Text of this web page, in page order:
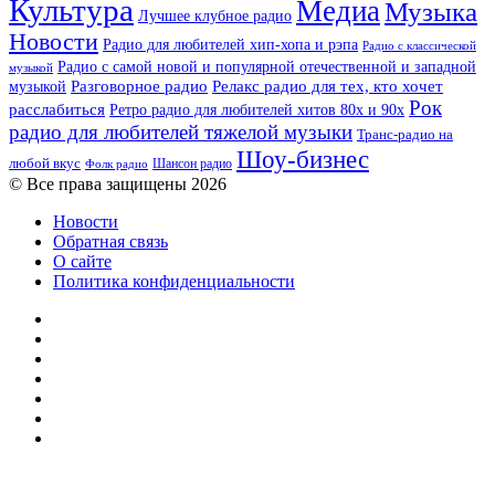
Культура Лучшее клубное радио МедиаМузыка
Новости Радио для любителей хип-хопа и рэпа Радио с классической
музыкой Радио с самой новой и популярной отечественной и западной
музыкой Разговорное радио Релакс радио для тех, кто хочет
расслабиться Ретро радио для любителей хитов 80х и 90х Рок
радио для любителей тяжелой музыки Транс-радио на
любой вкус Фолк радио Шансон радио Шоу-бизнес
© Все права защищены 2026
Новости
Обратная связь
О сайте
Политика конфиденциальности